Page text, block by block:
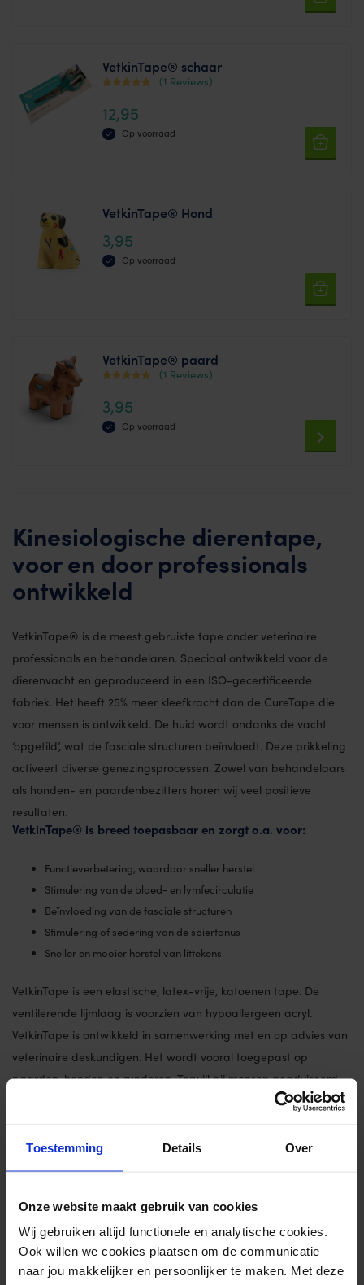
Toestemming Details Over
Onze website maakt gebruik van cookies
Wij gebruiken altijd functionele en analytische cookies.
Ook willen we cookies plaatsen om de communicatie
naar jou makkelijker en persoonlijker te maken. Met deze
VetkinTape® schaar
5.00
uit 5
(1 Reviews)
12,95
Op voorraad
VetkinTape® Hond
3,95
Op voorraad
VetkinTape® paard
5.00
uit 5
(1 Reviews)
3,95
Op voorraad
variants.
The
options
may
chosen
on
the
product
page
Kinesiologische dierentape,
voor en door professionals
ontwikkeld
VetkinTape® is de meest gebruikte tape onder veterinaire
professionals en behandelaren. Speciaal ontwikkeld voor de
dierenvacht en geproduceerd in een ISO-gecertificeerde
fabriek. Het heeft 25% meer kleefkracht dan de CureTape die
voor mensen is ontwikkeld. De huid wordt ondanks de vacht
‘opgetild’, wat de fasciale structuren beïnvloedt. Deze prikkeling
activeert diverse genezingsprocessen. Zowel van behandelaars
als honden- en paardenbezitters horen wij veel positieve
resultaten.
VetkinTape® is breed toepasbaar en zorgt o.a. voor:
Functieverbetering, waardoor sneller herstel
Stimulering van de bloed- en lymfecirculatie
Beïnvloeding van de fasciale structuren
Stimulering of sedering van de spiertonus
Sneller en mooier herstel van littekens
VetkinTape is een elastische, latex-vrije, katoenen tape. De
ventilerende lijmlaag is voorzien van hypoallergeen acryl.
VetkinTape is ontwikkeld in samenwerking met en op advies van
veterinaire deskundigen. Het wordt vooral toegepast op
paarden, honden en runderen. Terwijl bij mensen geadviseerd
wordt lichaamshaar te verwijderen, moet bij dieren juist over de
toepassingsmogelijkheden van kinesio-tape voor paarden en
honden.
Toepassingsmogelijkheden
Medical Taping bij paarden
Kinesiotape voor paarden wordt vooral toegepast als onderdeel